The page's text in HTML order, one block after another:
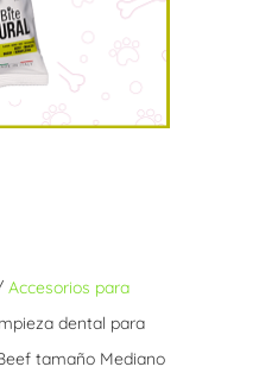
Accesorios para
dental para
tamaño Mediano